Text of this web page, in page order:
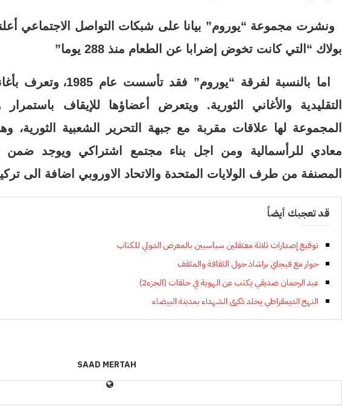
ونشرت مجموعة “يوروم” بيانا على شبكات التواصل الاجتماعي
بولاك “التي كانت تخوض إضرابا عن الطعام منذ 288 يوما”
اما بالنسبة لفرقة “يوروم”
التقليدية والأغاني الثورية. ويتعرض أعضاؤها للإيقاف
المجموعة لها علاقات مقربة مع جبهة التحرير الشعبية الثورية،
معادي للرأسمالية ومن اجل بناء مجتمع اشتراكي ويوجد ضمن
المصنفة من طرف الولايات المتحدة والاتحاد الاوروبي اضافة الى
قد تعجبك أيضاً
توقيع إصدارات ثلاثة معتقلين سياسيين بالمعرض الدولي للكتاب
حوار مع فيجاي براشاد حول الثقافة والمثقف
عبد الرحمان صديقي يكتب عن الهوية في حلقات (الجزء2)
النهج الديمقراطي يخلد ذكرى الشهداء بمدينة البيضاء
SAAD MERTAH